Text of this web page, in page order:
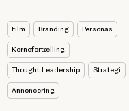
Film Branding Personas
Kernefortælling
Thought Leadership Strategi
Annoncering